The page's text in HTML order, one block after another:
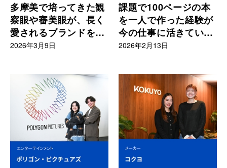
多摩美で培ってきた観
察眼や審美眼が、長く
愛されるブランドを支
える力になる
2026年3月9日
課題で100ページの本
を一人で作った経験が
今の仕事に活きていま
す
2026年2月13日